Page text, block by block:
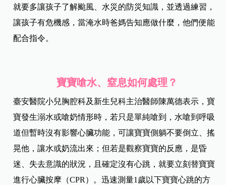
就要多讓孩子了解颱風、水災的防災知識，並透過練習，
讓孩子有危機感，當淹水時爸媽告知應做什麼，他們便能
配合指令。
寶寶嗆水、窒息如何處理？
臺安醫院小兒胸腔科及新生兒科主治醫師陳萬德表示，寶
寶發生溺水或嗆奶情形時，若只是單純嗆到，水嗆到呼吸
道但暫時沒有影響心臟功能，可讓寶寶側躺不要倒立、搖
晃他，讓水或奶流出來；但若是觀察寶寶的反應，是昏
迷、失去意識的狀況，且確定沒有心跳，就要立刻替寶寶
進行心臟按摩（CPR）。迅速測量1歲以下寶寶心跳的方